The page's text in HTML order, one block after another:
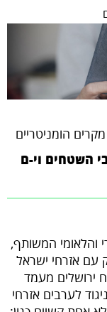
מקרים הומניטריים
השטחים וי-ם
והלאומי המשותף,
עם אזרחי ישראל
ירושלים מעמד
לערבים אזרחי